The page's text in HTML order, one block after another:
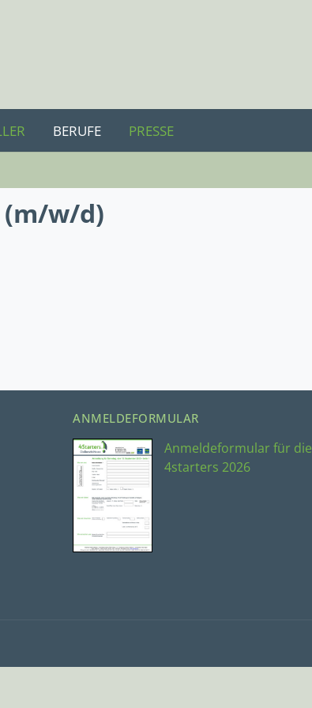
BERUFE PRESSE
(m/w/d)
ANMELDEFORMULAR
Anmeldeformular für die
4starters 2026